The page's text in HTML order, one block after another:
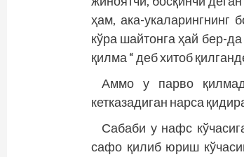
ҳам, ака-укаларингнинг
кўра шайтонга ҳай бер-
қилма “ деб хитоб
Аммо у парво
кетказадиган нарса
Сабаби у нафс
сафо қилиб юриш